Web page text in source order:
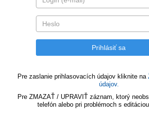
Pre zaslanie prihlasovacích údajov kliknite na
údajov.
Pre ZMAZAŤ / UPRAVIŤ záznam, ktorý
telefón alebo pri problémoch s